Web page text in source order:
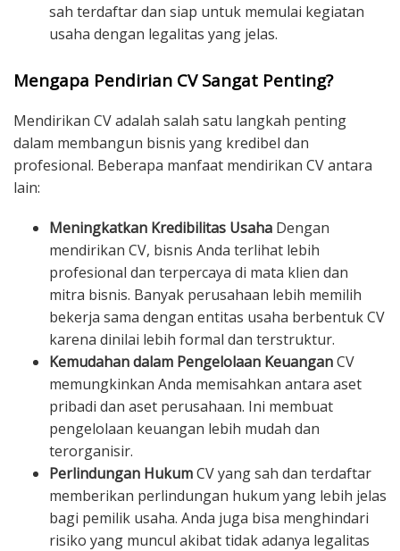
sah terdaftar dan siap untuk memulai kegiatan
usaha dengan legalitas yang jelas.
Mengapa Pendirian CV Sangat Penting?
Mendirikan CV adalah salah satu langkah penting
dalam membangun bisnis yang kredibel dan
profesional. Beberapa manfaat mendirikan CV antara
lain:
Meningkatkan Kredibilitas Usaha Dengan
mendirikan CV, bisnis Anda terlihat lebih
profesional dan terpercaya di mata klien dan
mitra bisnis. Banyak perusahaan lebih memilih
bekerja sama dengan entitas usaha berbentuk CV
karena dinilai lebih formal dan terstruktur.
Kemudahan dalam Pengelolaan KeuanganCV
memungkinkan Anda memisahkan antara aset
pribadi dan aset perusahaan. Ini membuat
pengelolaan keuangan lebih mudah dan
terorganisir.
Perlindungan HukumCV yang sah dan terdaftar
memberikan perlindungan hukum yang lebih jelas
bagi pemilik usaha. Anda juga bisa menghindari
risiko yang muncul akibat tidak adanya legalitas